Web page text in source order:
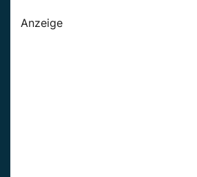
Anzeige